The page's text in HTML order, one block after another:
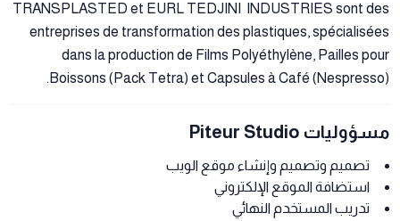
TRANSPLASTED et EURL TEDJINI INDUSTRIES sont des
entreprises de transformation des plastiques, spécialisées
dans la production de Films Polyéthylène, Pailles pour
Boissons (Pack Tetra) et Capsules à Café (Nespresso).
مسؤوليات Piteur Studio
تصميم وتصميم وإنشاء موقع الويب
استضافة الموقع الإلكتروني
تدريب المستخدم النهائي